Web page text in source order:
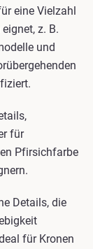
eine Vielzahl
z. B.
und
für
Pfirsichfarbe
Details, die
für Kronen